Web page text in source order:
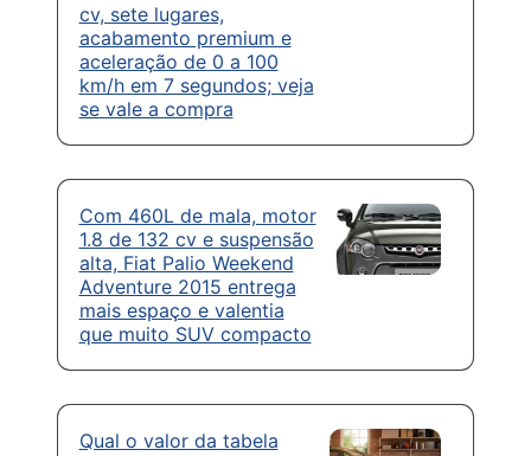
cv, sete lugares,
acabamento premium e
aceleração de 0 a 100
km/h em 7 segundos; veja
se vale a compra
Com 460L de mala, motor
1.8 de 132 cv e suspensão
alta, Fiat Palio Weekend
Adventure 2015 entrega
mais espaço e valentia
que muito SUV compacto
Qual o valor da tabela